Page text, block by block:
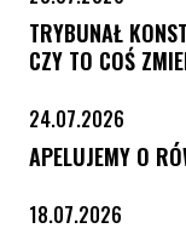
TRYBUNAŁ
CZY TO COŚ
24.07.2026
APELUJEMY O
18.07.2026